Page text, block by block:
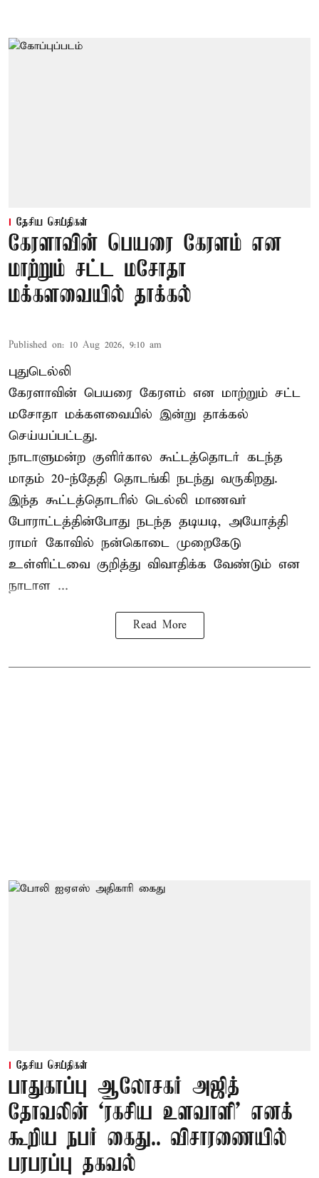
தேசிய செய்திகள்
கேரளாவின் பெயரை கேரளம் என
மாற்றும் சட்ட மசோதா
மக்களவையில் தாக்கல்
Published on: 10 Aug 2026, 9:10 am
புதுடெல்லி
கேரளாவின் பெயரை கேரளம் என மாற்றும் சட்ட
மசோதா மக்களவையில் இன்று தாக்கல்
செய்யப்பட்டது.
நாடாளுமன்ற குளிர்கால கூட்டத்தொடர் கடந்த
மாதம் 20-ந்தேதி தொடங்கி நடந்து வருகிறது.
இந்த கூட்டத்தொடரில் டெல்லி மாணவர்
போராட்டத்தின்போது நடந்த தடியடி, அயோத்தி
ராமர் கோவில் நன்கொடை முறைகேடு
உள்ளிட்டவை குறித்து விவாதிக்க வேண்டும் என
நாடாள ...
Read More
தேசிய செய்திகள்
பாதுகாப்பு ஆலோசகர் அஜித்
தோவலின் ‘ரகசிய உளவாளி’ எனக்
கூறிய நபர் கைது.. விசாரணையில்
பரபரப்பு தகவல்